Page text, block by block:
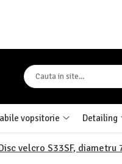
vopsitorie Detailing
velcro S33SF,